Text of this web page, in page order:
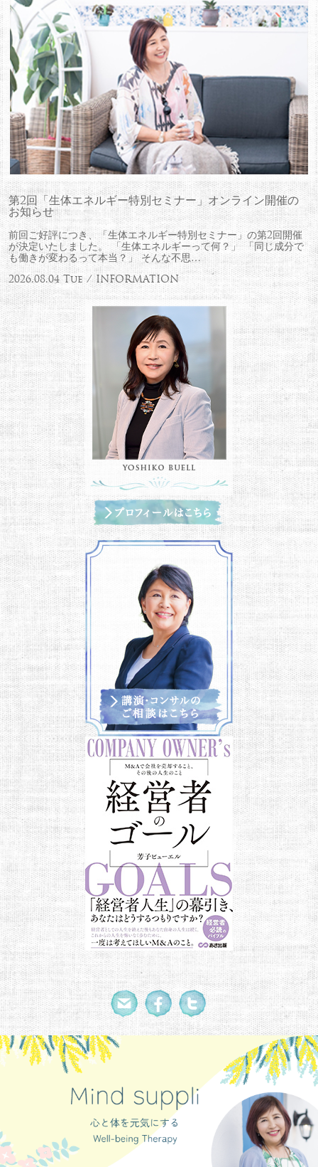
第2回「生体エネルギー特別セミナー」オンライン開催の
お知らせ
前回ご好評につき、「生体エネルギー特別セミナー」の第2回開催
が決定いたしました。 「生体エネルギーって何？」 「同じ成分で
も働きが変わるって本当？」 そんな不思…
2026.08.04 Tue / INFORMATION